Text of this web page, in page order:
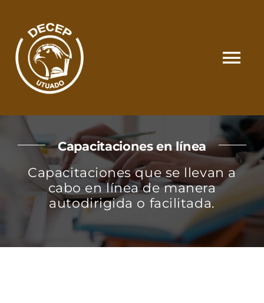
content
SOMOS
CATÁLOGO
MATRÍCULA Y PAGOS
Capacitaciones en línea
Capacitaciones que se llevan a
cabo en línea de manera
autodirigida o facilitada.